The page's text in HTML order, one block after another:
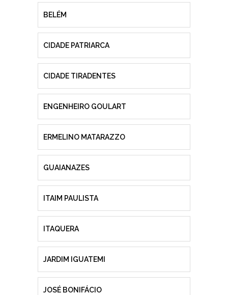
BELÉM
CIDADE PATRIARCA
CIDADE TIRADENTES
ENGENHEIRO GOULART
ERMELINO MATARAZZO
GUAIANAZES
ITAIM PAULISTA
ITAQUERA
JARDIM IGUATEMI
JOSÉ BONIFÁCIO